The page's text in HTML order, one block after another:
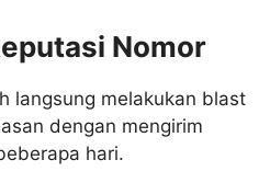
Nomor
langsung melakukan blast
dengan mengirim
hari.